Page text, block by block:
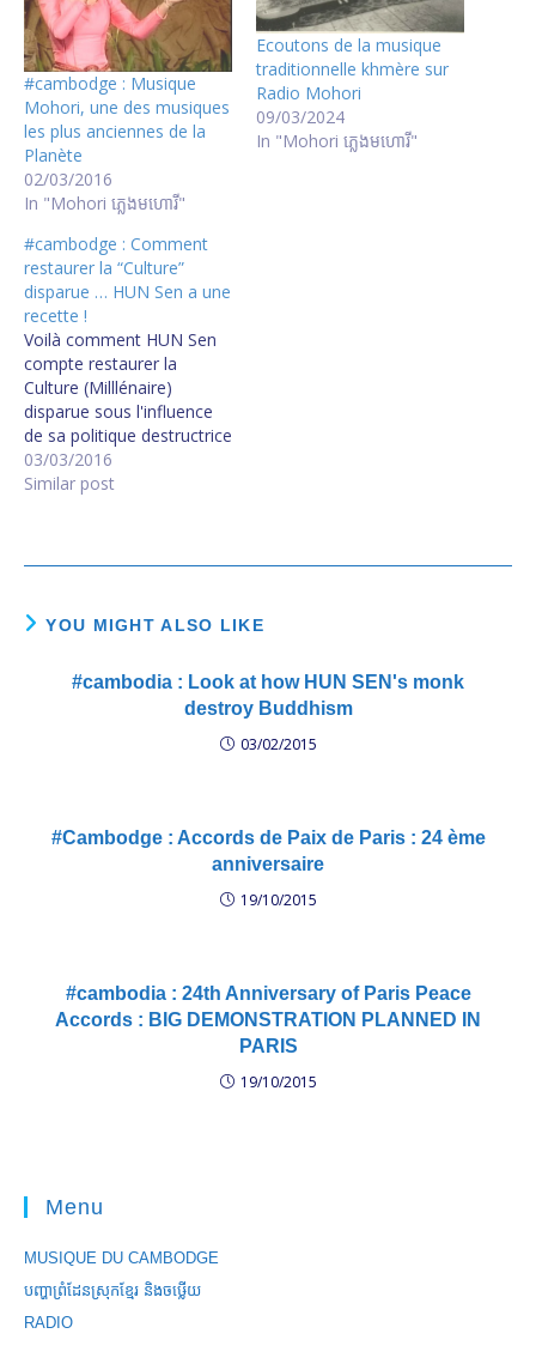
#cambodge : Musique
Mohori, une des musiques
les plus anciennes de la
Planète
02/03/2016
In "Mohori ភ្លេងមហោរី"
Ecoutons de la musique
traditionnelle khmère sur
Radio Mohori
09/03/2024
In "Mohori ភ្លេងមហោរី"
#cambodge : Comment
restaurer la “Culture”
disparue … HUN Sen a une
recette !
Voilà comment HUN Sen
compte restaurer la
Culture (Milllénaire)
disparue sous l'influence
de sa politique destructrice
depuis des décennies :
Demander aux Oknhas de
de toute la musique…
03/03/2016
Similar post
YOU MIGHT ALSO LIKE
#cambodia : Look at how HUN SEN's monk
destroy Buddhism
03/02/2015
#Cambodge : Accords de Paix de Paris : 24 ème
anniversaire
19/10/2015
#cambodia : 24th Anniversary of Paris Peace
Accords : BIG DEMONSTRATION PLANNED IN
PARIS
19/10/2015
Menu
MUSIQUE DU CAMBODGE
បញ្ហាព្រំដែនស្រុកខ្មែរ និងចឞ្លើយ
RADIO